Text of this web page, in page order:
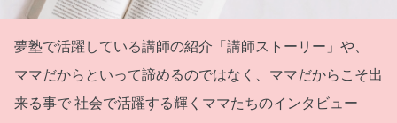
夢塾で活躍している講師の紹介「講師ストーリー」や、
ママだからといって諦めるのではなく、ママだからこそ出
来る事で 社会で活躍する輝くママたちのインタビュー